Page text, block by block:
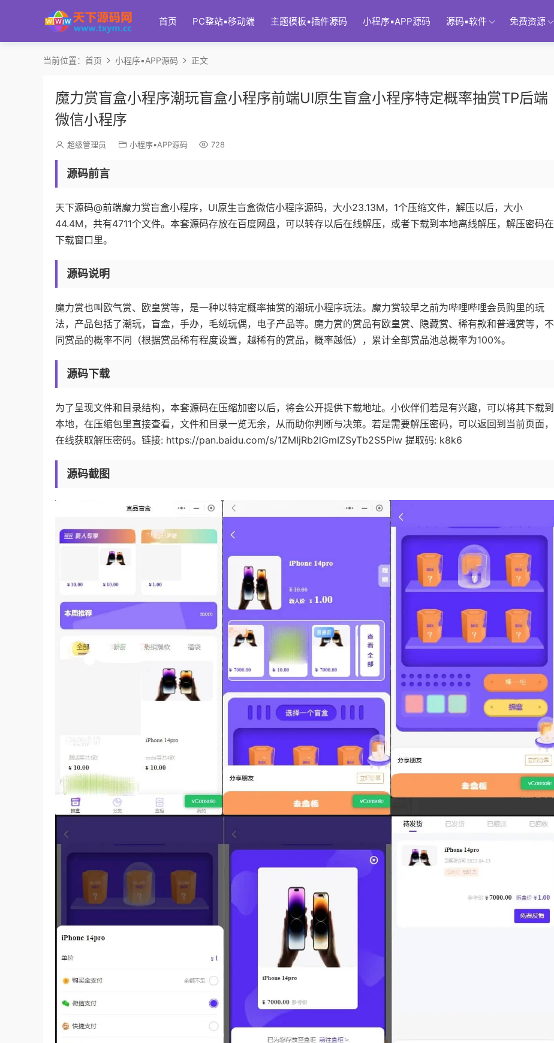
首页 PC整站▪移动端 主题模板▪插件源码 小程序▪APP源码 源码▪软件 免费资源
当前位置： 首页 小程序▪APP源码 正文
魔力赏盲盒小程序潮玩盲盒小程序前端UI原生盲盒小程序特定概率抽赏TP后端
微信小程序
超级管理员 小程序▪APP源码 728
源码前言
天下源码@前端魔力赏盲盒小程序，UI原生盲盒微信小程序源码，大小23.13M，1个压缩文件，解压以后，大小
44.4M，共有4711个文件。本套源码存放在百度网盘，可以转存以后在线解压，或者下载到本地离线解压，解压密码在
下载窗口里。
源码说明
魔力赏也叫欧气赏、欧皇赏等，是一种以特定概率抽赏的潮玩小程序玩法。魔力赏较早之前为哔哩哔哩会员购里的玩
法，产品包括了潮玩，盲盒，手办，毛绒玩偶，电子产品等。魔力赏的赏品有欧皇赏、隐藏赏、稀有款和普通赏等，不
同赏品的概率不同（根据赏品稀有程度设置，越稀有的赏品，概率越低），累计全部赏品池总概率为100%。
源码下载
为了呈现文件和目录结构，本套源码在压缩加密以后，将会公开提供下载地址。小伙伴们若是有兴趣，可以将其下载到
本地，在压缩包里直接查看，文件和目录一览无余，从而助你判断与决策。若是需要解压密码，可以返回到当前页面，
在线获取解压密码。链接: https://pan.baidu.com/s/1ZMIjRb2lGmIZSyTb2S5Piw 提取码: k8k6
源码截图